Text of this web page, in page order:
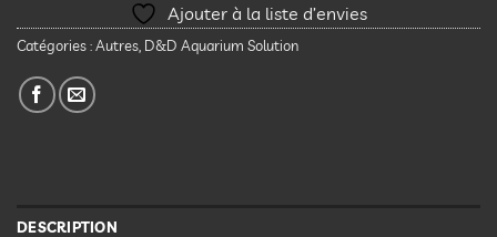
Ajouter à la liste d’envies
Catégories :Autres D&D Aquarium Solution
DESCRIPTION